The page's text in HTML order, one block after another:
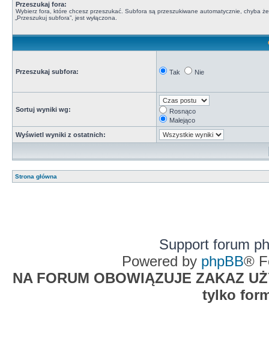
Przeszukaj fora:
Wybierz fora, które chcesz przeszukać. Subfora są przeszukiwane automatycznie, chyba
„Przeszukuj subfora”, jest wyłączona.
Przeszukaj subfora: Tak Nie
Sortuj wyniki wg:
Rosnąco
Malejąco
Wyświetl wyniki z ostatnich:
Strona główna
Support forum
Powered by phpBB®
NA FORUM OBOWIĄZUJE ZAKAZ
tylko